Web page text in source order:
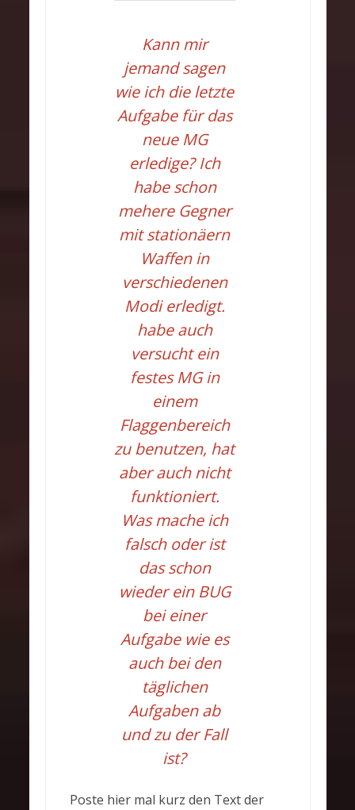
Kann mir
jemand sagen
wie ich die letzte
Aufgabe für das
neue MG
erledige? Ich
habe schon
mehere Gegner
mit stationäern
Waffen in
verschiedenen
Modi erledigt.
habe auch
versucht ein
festes MG in
einem
Flaggenbereich
zu benutzen, hat
aber auch nicht
funktioniert.
Was mache ich
falsch oder ist
das schon
wieder ein BUG
bei einer
Aufgabe wie es
auch bei den
täglichen
Aufgaben ab
und zu der Fall
ist?
Poste hier mal kurz den Text der